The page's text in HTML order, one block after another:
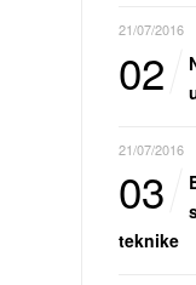
21/07/2016
02
21/07/2016
03
teknike